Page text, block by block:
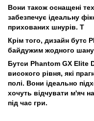
Вони також оснащені
забезпечує ідеальну
прихованих шнурів. Т
Крім того, дизайн бутс
байдужим жодного
Бутси Phantom GX Elite
високого рівня, які
полі. Вони ідеально
хочуть відчувати м'яч
під час гри.